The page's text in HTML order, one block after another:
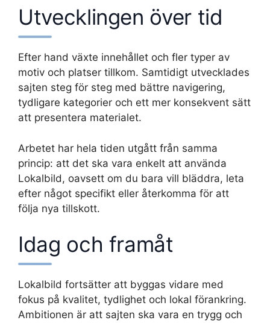
Utvecklingen över tid
Efter hand växte innehållet och fler typer av
motiv och platser tillkom. Samtidigt utvecklades
sajten steg för steg med bättre navigering,
tydligare kategorier och ett mer konsekvent sätt
att presentera materialet.
Arbetet har hela tiden utgått från samma
princip: att det ska vara enkelt att använda
Lokalbild, oavsett om du bara vill bläddra, leta
efter något specifikt eller återkomma för att
följa nya tillskott.
Idag och framåt
Lokalbild fortsätter att byggas vidare med
fokus på kvalitet, tydlighet och lokal förankring.
Ambitionen är att sajten ska vara en trygg och